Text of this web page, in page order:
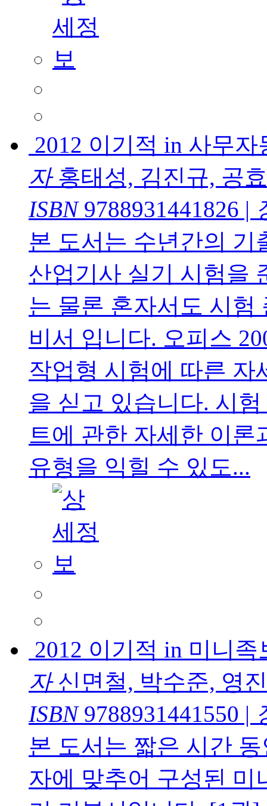
2012 이기적 in 사무
자홍태성, 김진규, 공
ISBN9788931441826 |
본 도서는 수년간의
산업기사 실기 시험을
는 물론 혼자서도 시험
비서 입니다. 오피스
작업형 시험에 따른 자
을 싣고 있습니다. 시
트에 관한 자세한 이론
유형을 익힐 수 있도...
2012 이기적 in 미니
자신면철, 박수준, 영
ISBN9788931441550 |
본 도서는 짧은 시간
자에 맞추어 구성된